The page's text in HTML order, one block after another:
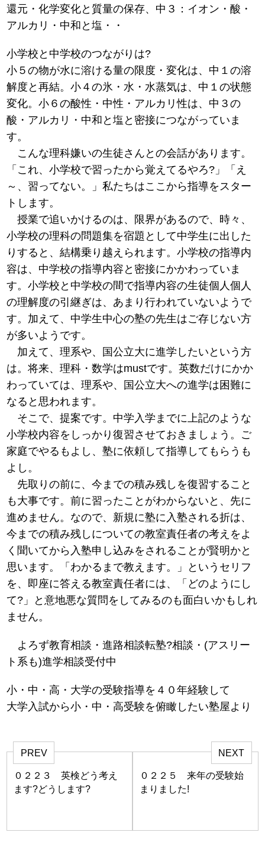
還元・化学変化と質量の保存、中３：イオン・酸・
アルカリ・中和と塩・・
小学校と中学校のつながりは?
小５の物が水に溶ける量の限度・変化は、中１の溶
解度と再結。小４の氷・水・水蒸気は、中１の状態
変化。小６の酸性・中性・アルカリ性は、中３の
酸・アルカリ・中和と塩と密接につながっていま
す。
こんな理科嫌いの生徒さんとの会話があります。
「これ、小学校で習ったから覚えてるやろ?」「え
～、習ってない。」私たちはここから指導をスター
トします。
授業で追いかけるのは、限界があるので、時々、
小学校の理科の問題集を宿題として中学生に出した
りすると、結構乗り越えられます。小学校の指導内
容は、中学校の指導内容と密接にかかわっていま
す。小学校と中学校の間で指導内容の生徒個人個人
の理解度の引継ぎは、あまり行われていないようで
す。加えて、中学生中心の塾の先生はご存じない方
が多いようです。
加えて、理系や、国公立大に進学したいという方
は。将来、理科・数学はmustです。英数だけにかか
わっていては、理系や、国公立大への進学は困難に
なると思われます。
そこで、提案です。中学入学までに上記のような
小学校内容をしっかり復習させておきましょう。ご
家庭でやるもよし、塾に依頼して指導してもらうも
よし。
先取りの前に、今までの積み残しを復習すること
も大事です。前に習ったことがわからないと、先に
進めません。なので、新規に塾に入塾される折は、
今までの積み残しについての教室責任者の考えをよ
く聞いてから入塾申し込みをされることが賢明かと
思います。「わかるまで教えます。」というセリフ
を、即座に答える教室責任者には、「どのようにし
て?」と意地悪な質問をしてみるのも面白いかもしれ
ません。
よろず教育相談・進路相談転塾?相談・(アスリー
ト系も)進学相談受付中
小・中・高・大学の受験指導を４０年経験して
大学入試から小・中・高受験を俯瞰したい塾屋より
PREV
０２２３ 英検どう考え
ます?どうします?
NEXT
０２２５ 来年の受験始
まりました!